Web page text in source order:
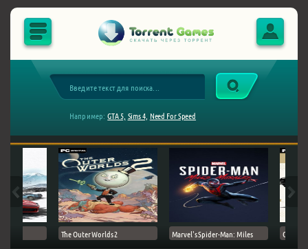
Например: GTA 5, Sims 4, Need For Speed
The Outer Worlds 2 Marvel's Spider-Man: Miles Ghost